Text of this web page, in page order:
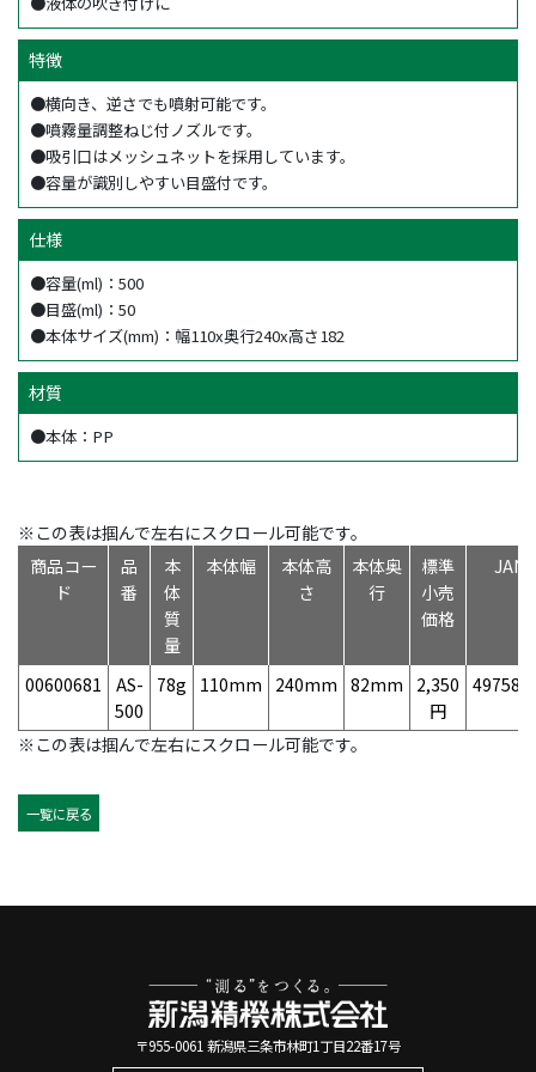
特徴
●横向き、逆さでも噴射可能です。
●噴霧量調整ねじ付ノズルです。
●吸引口はメッシュネットを採用しています。
●容量が識別しやすい目盛付です。
仕様
●容量(ml)：500
●目盛(ml)：50
●本体サイズ(mm)：幅110x奥行240x高さ182
材質
●本体：PP
※この表は掴んで左右にスクロール可能です。
商品コー
ド
品
番
本
体
質
量
本体幅
本体高
さ
本体奥
行
標準
小売
価格
JAN
00600681
AS-
500
78g 110mm 240mm 82mm
2,350
円
※この表は掴んで左右にスクロール可能です。
一覧に戻る
〒955-0061 新潟県三条市林町1丁目22番17号